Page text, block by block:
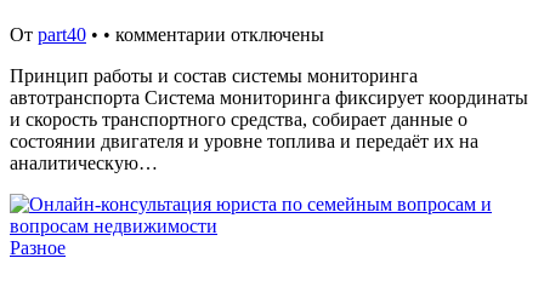
От part40 • • комментарии отключены
Принцип работы и состав системы мониторинга
автотранспорта Система мониторинга фиксирует координаты
и скорость транспортного средства, собирает данные о
состоянии двигателя и уровне топлива и передаёт их на
аналитическую…
Разное